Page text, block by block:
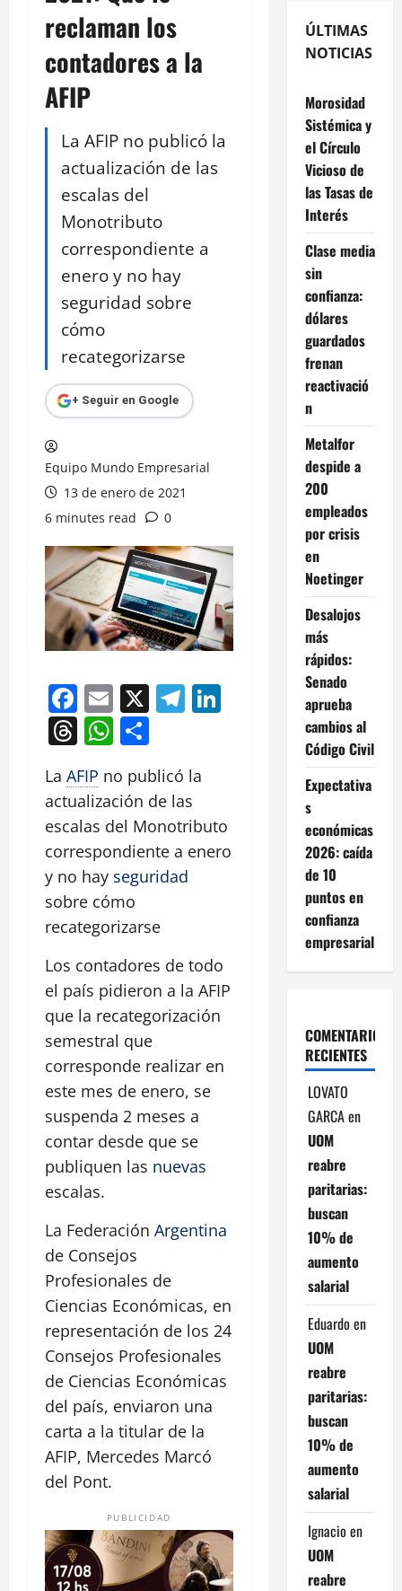
reclaman los
contadores a la
AFIP
La AFIP no publicó la
actualización de las
escalas del
Monotributo
correspondiente a
enero y no hay
seguridad sobre
cómo
recategorizarse
+ Seguir en Google
Equipo Mundo Empresarial
13 de enero de 2021
6 minutes read
0
Facebook
Email
X Telegram
LinkedIn
Threads
WhatsApp
La AFIP no publicó la
actualización de las
escalas del Monotributo
correspondiente a enero
y no hay seguridad
sobre cómo
recategorizarse
Los contadores de todo
el país pidieron a la AFIP
que la recategorización
semestral que
corresponde realizar en
este mes de enero, se
suspenda 2 meses a
contar desde que se
publiquen las nuevas
escalas.
La Federación Argentina
de Consejos
Profesionales de
Ciencias Económicas, en
representación de los 24
Consejos Profesionales
de Ciencias Económicas
del país, enviaron una
carta a la titular de la
AFIP, Mercedes Marcó
del Pont.
PUBLICIDAD
ÚLTIMAS
NOTICIAS
Morosidad
Sistémica y
el Círculo
Vicioso de
las Tasas de
Interés
Clase media
sin
confianza:
dólares
guardados
frenan
reactivació
n
Metalfor
despide a
200
empleados
por crisis
en
Noetinger
Desalojos
más
rápidos:
Senado
aprueba
cambios al
Código Civil
Expectativa
s
económicas
2026: caída
de 10
puntos en
confianza
empresarial
COMENTARIOS
RECIENTES
LOVATO
GARCAen
UOM
reabre
paritarias:
buscan
10% de
aumento
salarial
Eduardo en
UOM
reabre
paritarias:
buscan
10% de
aumento
salarial
Ignacio en
UOM
reabre